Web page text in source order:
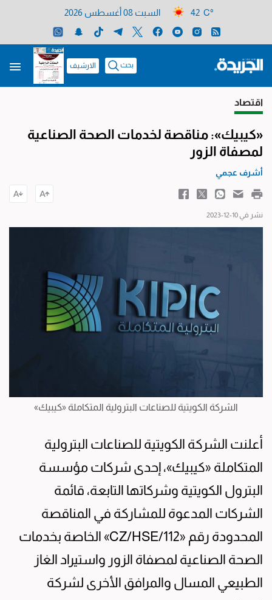
42 C° السبت 08 أغسطس 2026
بحث الارشيف
اقتصاد
«كيبيك»: مناقصة لخدمات الصحة الصناعية
لمصفاة الزور
أشرف عجمي
نشر في 10-12-2023
الشركة الكويتية للصناعات البترولية المتكاملة «كيبيك»
أعلنت الشركة الكويتية للصناعات البترولية
المتكاملة «كيبيك»، إحدى شركات مؤسسة
البترول الكويتية وشركاتها التابعة، قائمة
الشركات المدعوة للمشاركة في المناقصة
المحدودة رقم «112/CZ/HSE» الخاصة بخدمات
الصحة الصناعية لمصفاة الزور واستيراد الغاز
الطبيعي المسال والمرافق الأخرى لشركة